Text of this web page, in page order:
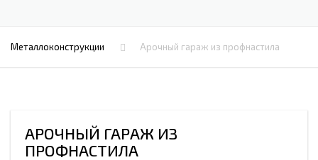
Металлоконструкции Арочный гараж из профнастила
АРОЧНЫЙ ГАРАЖ ИЗ
ПРОФНАСТИЛА